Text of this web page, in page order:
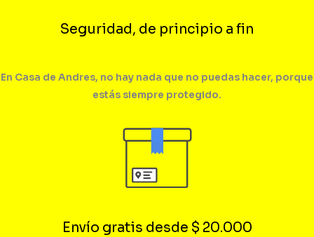
Seguridad, de principio a fin
En Casa de Andres, no hay nada que no puedas hacer, porque
estás siempre protegido.
Envío gratis desde $ 20.000